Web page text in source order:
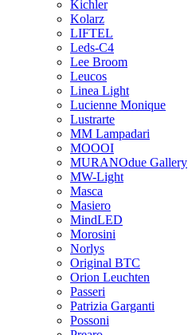
Kichler
Kolarz
LIFTEL
Leds-C4
Lee Broom
Leucos
Linea Light
Lucienne Monique
Lustrarte
MM Lampadari
MOOOI
MURANOdue Gallery
MW-Light
Masca
Masiero
MindLED
Morosini
Norlys
Original BTC
Orion Leuchten
Passeri
Patrizia Garganti
Possoni